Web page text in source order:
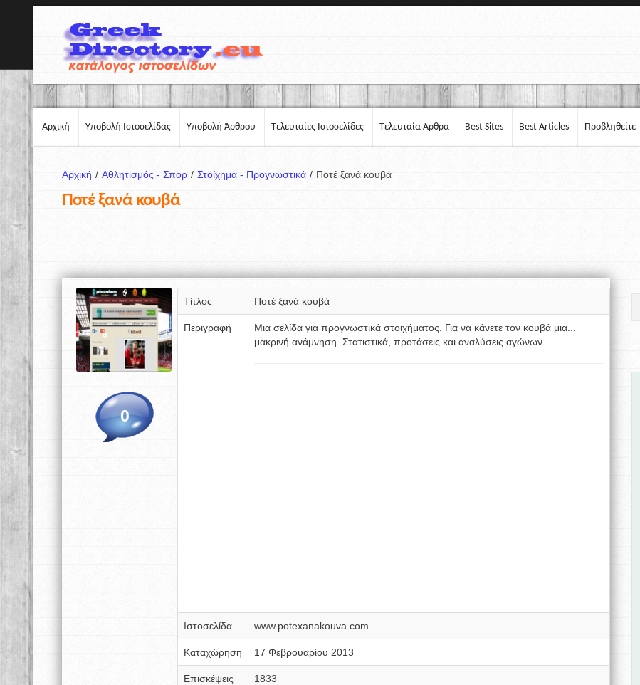
Αρχική Υποβολή Ιστοσελίδας Υποβολή Άρθρου Τελευταίες Ιστοσελίδες Τελευταία Άρθρα Best Sites Best Articles Προβληθείτε
Αρχική / Αθλητισμός - Σπορ / Στοίχημα - Προγνωστικά / Ποτέ ξανά κουβά
Ποτέ ξανά κουβά
0
Τίτλος Ποτέ ξανά κουβά
Περιγραφή
Μια σελίδα για προγνωστικά στοιχήματος. Για να κάνετε τον κουβά μια...
μακρινή ανάμνηση. Στατιστικά, προτάσεις και αναλύσεις αγώνων.
Ιστοσελίδα www.potexanakouva.com
Καταχώρηση 17 Φεβρουαρίου 2013
Επισκέψεις 1833